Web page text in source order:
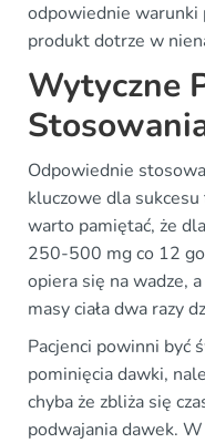
odpowiednie warunki
produkt dotrze w
Wytyczne
Odpowiednie
kluczowe dla
warto pamiętać, że
250-500 mg co 12
opiera się na wadze,
masy ciała dwa razy
Pacjenci powinni być
pominięcia dawki,
chyba że zbliża się
podwajania dawek.